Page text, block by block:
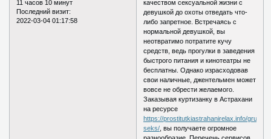
11 часов 10 минут
Последний визит:
2022-03-04 01:17:58
качеством сексуальной жизни с
девушкой до охоты отведать что-
либо запретное. Встречаясь с
нормальной девушкой, вы
неотвратимо потратите кучу
средств, ведь прогулки в заведения
быстрого питания и кинотеатры не
бесплатны. Однако израсходовав
свои наличные, джентельмен может
вовсе не обрести желаемого.
Заказывая куртизанку в Астрахани
на ресурсе
https://prostitutkiastrahanirelax.info/
seks/ , вы получаете огромное